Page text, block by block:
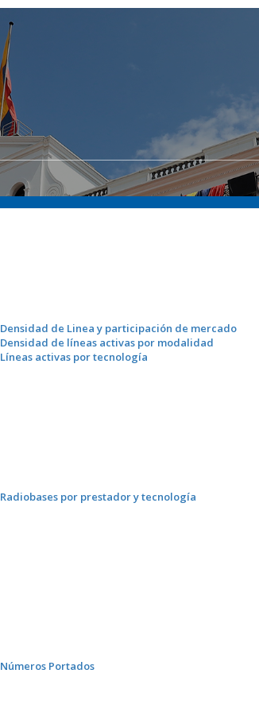
Densidad de Linea y participación de mercado
Densidad de líneas activas por modalidad
Líneas activas por tecnología
Radiobases por prestador y tecnología
Números Portados